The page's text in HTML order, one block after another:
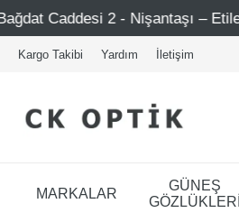
– Etiler – Ataşehir
Kargo Takibi Yardım İletişim
MARKALAR
GÜNEŞ
GÖZLÜKLERİ